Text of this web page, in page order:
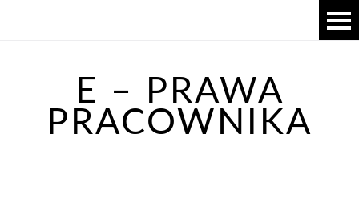
E – PRAWA
PRACOWNIKA